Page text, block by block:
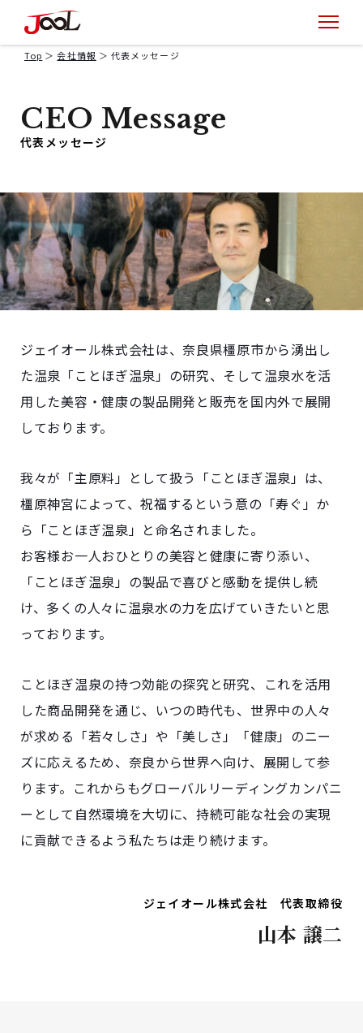
Top 会社情報 代表メッセージ
CEO Message
代表メッセージ
ジェイオール株式会社は、奈良県橿原市から湧出し
た温泉「ことほぎ温泉」の研究、そして温泉水を活
用した美容・健康の製品開発と販売を国内外で展開
しております。
我々が「主原料」として扱う「ことほぎ温泉」は、
橿原神宮によって、祝福するという意の「寿ぐ」か
ら「ことほぎ温泉」と命名されました。
お客様お一人おひとりの美容と健康に寄り添い、
「ことほぎ温泉」の製品で喜びと感動を提供し続
け、多くの人々に温泉水の力を広げていきたいと思
っております。
ことほぎ温泉の持つ効能の探究と研究、これを活用
した商品開発を通じ、いつの時代も、世界中の人々
が求める「若々しさ」や「美しさ」「健康」のニー
ズに応えるため、奈良から世界へ向け、展開して参
ります。これからもグローバルリーディングカンパニ
ーとして自然環境を大切に、持続可能な社会の実現
に貢献できるよう私たちは走り続けます。
ジェイオール株式会社 代表取締役
山本 譲二